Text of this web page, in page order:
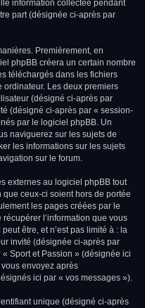
information collectée pendant
part (désignée ci-après par
Premièrement, en
phpBB créera un certain nombre
téléchargés dans les fichiers
ordinateur. Les deux premiers
(désigné ci-après par
(désigné ci-après par « session-
par le logiciel phpBB. Un
naviguerez sur les sujets de
les informations sur les sujets
sur le forum.
externes au logiciel phpBB tout
ceux-ci soient hors de portée
les pages créées par le
l’information que vous
être, et n’est pas limité à : la
invité (désignée ci-après par
Sport et Passion » (désignée ici
envoyez après
ici par « vos messages »).
unique (désigné ci-après